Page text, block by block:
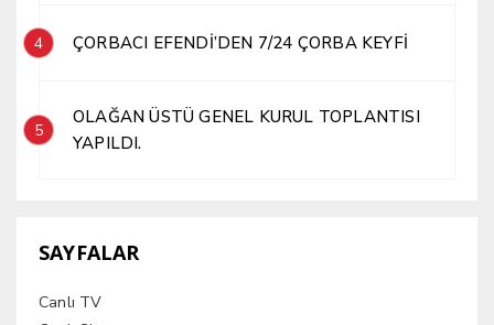
4 ÇORBACI EFENDİ’DEN 7/24 ÇORBA KEYFİ
5
OLAĞAN ÜSTÜ GENEL KURUL TOPLANTISI
YAPILDI.
SAYFALAR
Canlı TV